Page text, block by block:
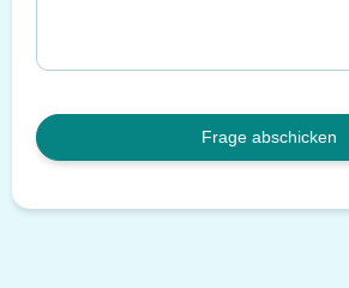
Frage abschicken